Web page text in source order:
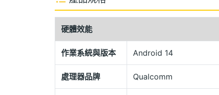
POCO X6 5G 機身採用極簡平面邊框設
POCO 相機 Deco 設計，提升外觀質感
享受更震撼的音效體驗，機身擁有 IP54
下指紋辨識。
高通 Snapdragon 7s Gen 2
硬體效能
作業系統與版本 Android 14
處理器品牌 Qualcomm